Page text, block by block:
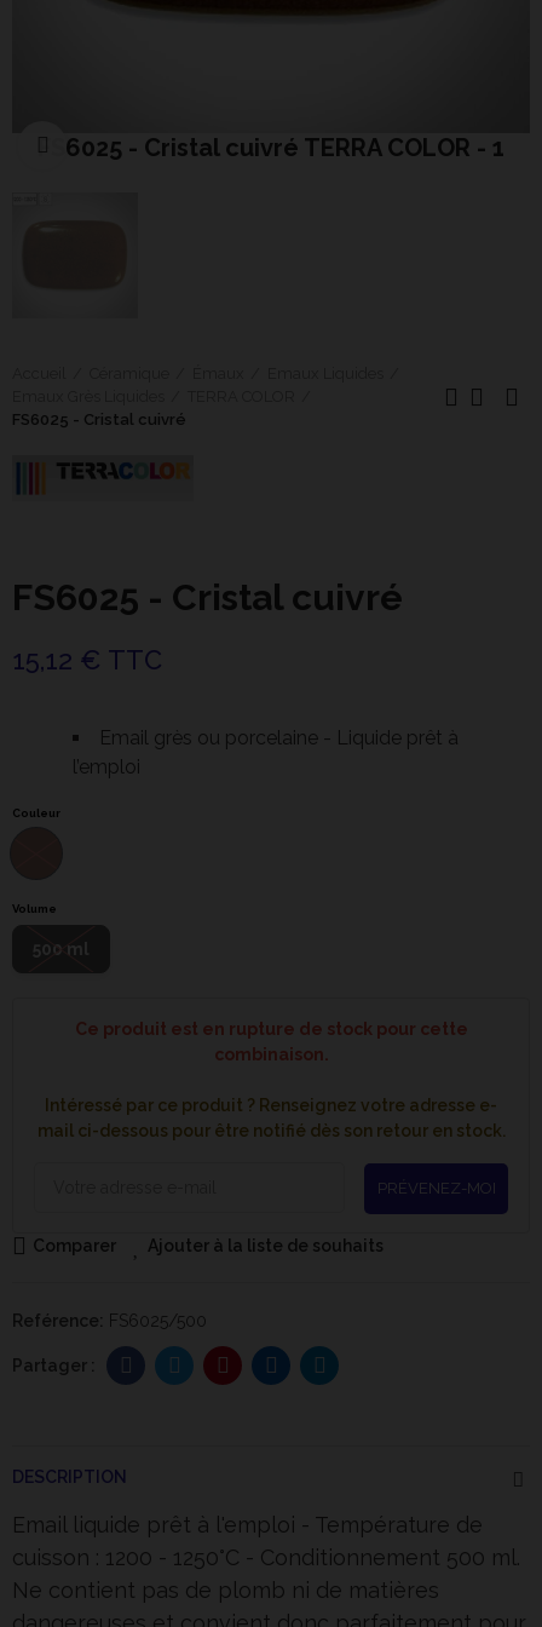
FS6025 - Cristal cuivré TERRA COLOR - 1
Cliquer pour agrandir
FS6025 - Cristal cuivré
FS6025 - Cristal cuivré
15,12 € TTC
Email grès ou porcelaine - Liquide prêt à
l’emploi
Couleur
Volume
Ce produit est en rupture de stock pour cette
combinaison.
Intéressé par ce produit ? Renseignez votre adresse e-
mail ci-dessous pour être notifié dès son retour en stock.
PRÉVENEZ-MOI
Comparer Ajouter à la liste de souhaits
Reférence: FS6025/500
DESCRIPTION
Email liquide prêt à l'emploi - Température de
cuisson : 1200 - 1250°C - Conditionnement 500 ml.
Ne contient pas de plomb ni de matières